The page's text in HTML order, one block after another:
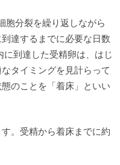
胞分裂を繰り返しながら
達するまでに必要な日数
到達した受精卵は、はじ
タイミングを見計らって
のことを「着床」といい
。受精から着床までに約